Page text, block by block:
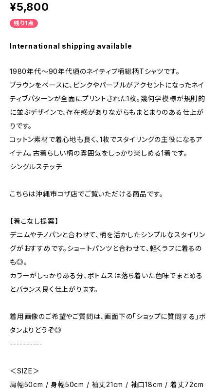
¥5,800
残り1点
International shipping available
1980年代〜90年代頃のネイティブ柄総柄Tシャツです。
ブラウンをベースに、ピンクやパープルがアクセントになったネイ
ティブパターンが全面にプリントされた1枚。幾何学模様が規則的
に並ぶデザインで、存在感がありながらもまとまりのある仕上が
りです。
コットン素材で着心地も良く、1枚でスタイリングの主役になるア
イテム。古着らしい柄の雰囲気をしっかり楽しめる1着です。
シングルステッチ
こちらは沖縄市コザ店でご覧いただける商品です。
【着こなし提案】
デニムやチノパンと合わせて、柄を活かしたシンプルなスタイリン
グがおすすめです。ショートパンツと合わせて、軽くラフに着るの
も◎。
カラーがしっかりある分、ボトムスは落ち着いた色味でまとめる
とバランス良く仕上がります。
着用画像のご希望やご質問は、画面下の「ショップに質問する」ボ
タンよりどうぞ◎
----------
＜SIZE＞
肩幅50cm / 身幅50cm / 袖丈21cm / 袖口18cm / 着丈72cm